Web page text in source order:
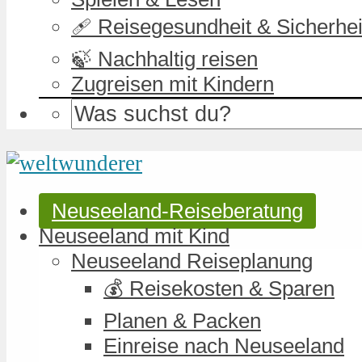
🩹 Reisegesundheit &
🍃 Nachhaltig reisen
Zugreisen mit Kindern
Neuseeland-Reiseberatung
Neuseeland mit Kind
Neuseeland Reiseplanung
💰 Reisekosten & Sparen
Planen & Packen
Einreise nach Neuseeland